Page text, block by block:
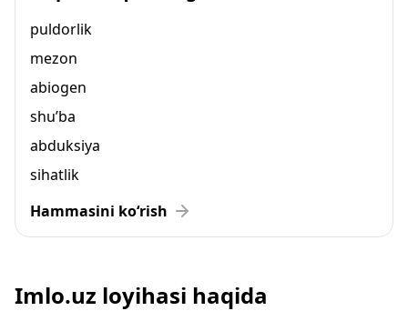
puldorlik
mezon
abiogen
shu’ba
abduksiya
sihatlik
Hammasini ko‘rish
Imlo.uz loyihasi haqida